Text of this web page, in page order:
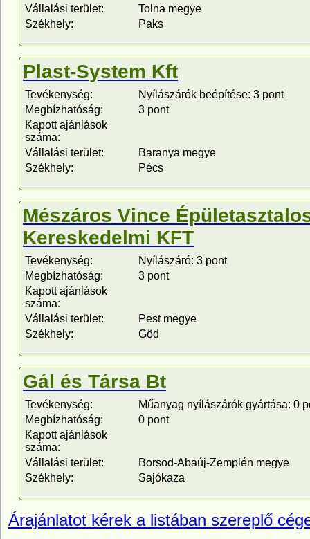
Vállalási terület:
Tolna megye
Székhely:
Paks
Plast-System Kft
Tevékenység:
Nyílászárók beépítése: 3 pont
Megbízhatóság:
3 pont
Kapott ajánlások
száma:
Vállalási terület:
Baranya megye
Székhely:
Pécs
Mészáros Vince
Kereskedelmi KFT
Tevékenység:
Nyílászáró: 3 pont
Megbízhatóság:
3 pont
Kapott ajánlások
száma:
Vállalási terület:
Pest megye
Székhely:
Göd
Gál és Társa Bt
Tevékenység:
Műanyag nyílászárók gyártása: 0
Megbízhatóság:
0 pont
Kapott ajánlások
száma:
Vállalási terület:
Borsod-Abaúj-Zemplén megye
Székhely:
Sajókaza
Árajánlatot kérek a listában szereplő